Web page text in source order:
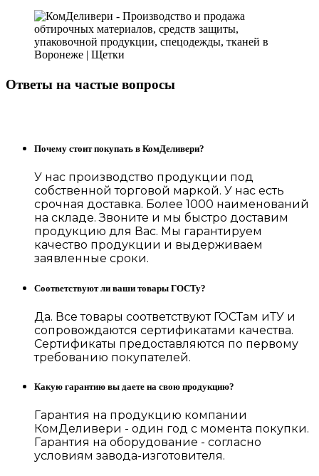
Ответы на частые вопросы
Почему стоит покупать в КомДеливери?
У нас производство продукции под
собственной торговой маркой. У нас есть
срочная доставка. Более 1000 наименований
на складе. Звоните и мы быстро доставим
продукцию для Вас. Мы гарантируем
качество продукции и выдерживаем
заявленные сроки.
Соответствуют ли ваши товары ГОСТу?
Да. Все товары соответствуют ГОСТам иТУ и
сопровождаются сертификатами качества.
Сертификаты предоставляются по первому
требованию покупателей.
Какую гарантию вы даете на свою продукцию?
Гарантия на продукцию компании
КомДеливери - один год с момента покупки.
Гарантия на оборудование - согласно
условиям завода-изготовителя.